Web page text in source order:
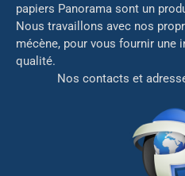
papiers Panorama sont un
Nous travaillons avec nos
mécène, pour vous fournir une
qualité.
Nos contacts et